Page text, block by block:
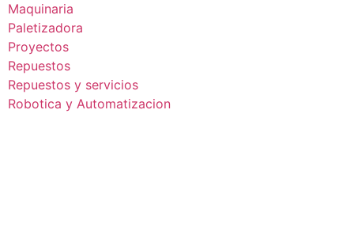
Maquinaria
Paletizadora
Proyectos
Repuestos
Repuestos y servicios
Robotica y Automatizacion